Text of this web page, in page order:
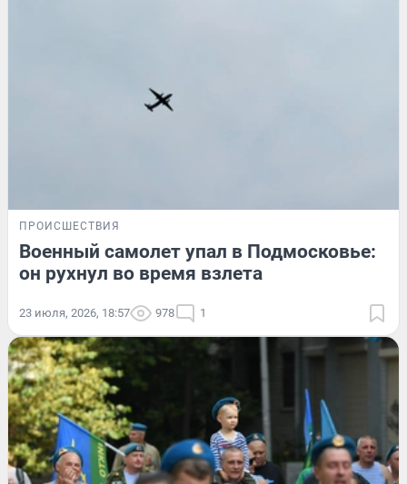
ПРОИСШЕСТВИЯ
Военный самолет упал в Подмосковье:
он рухнул во время взлета
23 июля, 2026, 18:57 978 1